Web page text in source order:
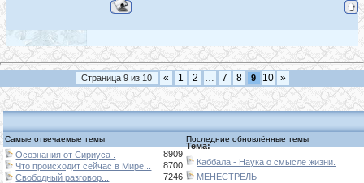
Страница 9из 10 « 1 2 7 8 9 10 »
Самые отвечаемые темы Последние обновлённые темы
Осознания от Сириуса .
8909
Что происходит сейчас в Мире...
8700
Свободный разговор...
7246
Тема:
Каббала - Наука о смысле жизни.
МЕНЕСТРЕЛЬ